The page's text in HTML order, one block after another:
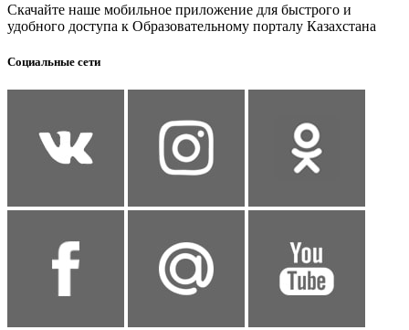
Скачайте наше мобильное приложение для быстрого и
удобного доступа к Образовательному порталу Казахстана
Социальные сети